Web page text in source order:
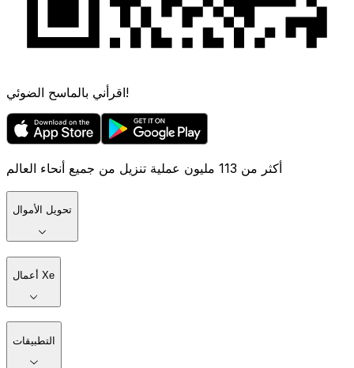
اقرأني بالماسح الضوئي!
أكثر من 113 مليون عملية تنزيل من جميع أنحاء العالم
تحويل الأموال
أعمال Xe
التطبيقات